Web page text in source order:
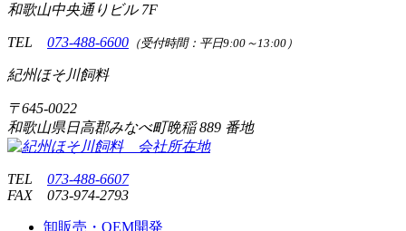
和歌山中央通りビル 7F
TEL 073-488-6600 （受付時間：平日9:00～13:00）
紀州ほそ川飼料
〒645-0022
和歌山県日高郡みなべ町晩稲889 番地
TEL 073-488-6607
FAX 073-974-2793
卸販売・OEM開発